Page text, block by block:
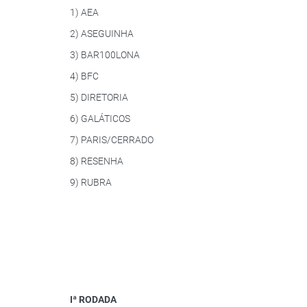
1) AEA
2) ASEGUINHA
3) BAR100LONA
4) BFC
5) DIRETORIA
6) GALÁTICOS
7) PARIS/CERRADO
8) RESENHA
9) RUBRA
Iª RODADA